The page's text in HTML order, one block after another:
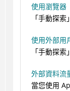
使用瀏覽器
「手動探
使用外部用
「手動探
外部資料流
當您使用